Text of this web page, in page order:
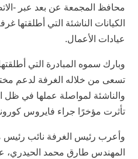
محافظ المجمعة عن بعد عبر -
الكيانات الناشئة التي أطلقتها
عيادات الأعمال.
وبارك سموه المبادرة التي
تسعى من خلاله الغرفة لدعم
والناشئة لمواصلة عملها في ظل
تأثرت مؤخرًا جراء فايروس
وأعرب رئيس الغرفة نائب
المهندس طارق محمد